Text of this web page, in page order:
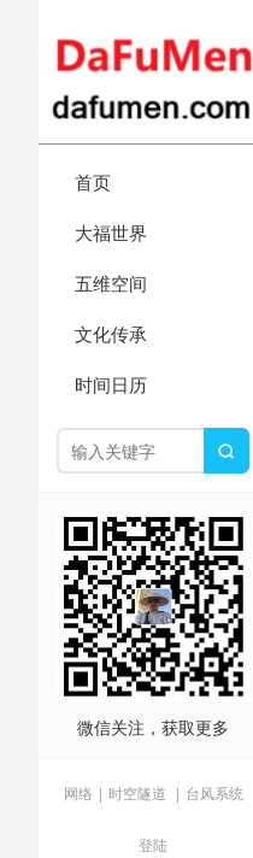
首页
大福世界
五维空间
文化传承
时间日历

微信关注，获取更多
网络 | 时空隧道 | 台风系统
登陆